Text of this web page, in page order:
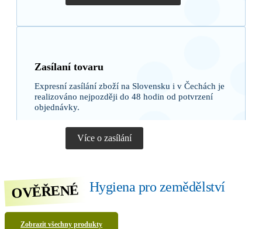
Zasílaní tovaru
Expresní zasílání zboží na Slovensku i v Čechách je
realizováno nejpozději do 48 hodin od potvrzení
objednávky.
Více o zasílání
OVĚŘENÉ Hygiena pro zemědělství
Zobrazit všechny produkty